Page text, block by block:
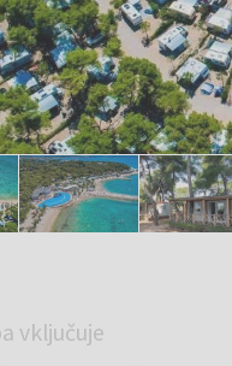
vključuje